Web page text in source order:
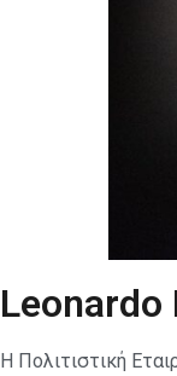
Leonardo
Η Πολιτιστική